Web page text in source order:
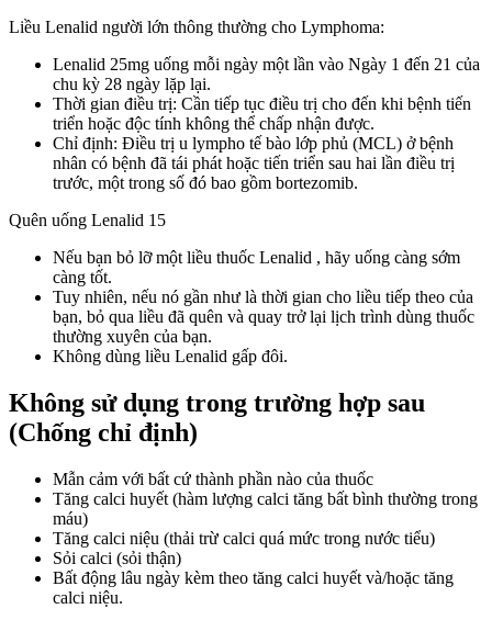
Liều Lenalid người lớn thông thường cho Lymphoma:
Lenalid 25mg uống mỗi ngày một lần vào Ngày 1 đến 21 của
chu kỳ 28 ngày lặp lại.
Thời gian điều trị: Cần tiếp tục điều trị cho đến khi bệnh tiến
triển hoặc độc tính không thể chấp nhận được.
Chỉ định: Điều trị u lympho tế bào lớp phủ (MCL) ở bệnh
nhân có bệnh đã tái phát hoặc tiến triển sau hai lần điều trị
trước, một trong số đó bao gồm bortezomib.
Quên uống Lenalid 15
Nếu bạn bỏ lỡ một liều thuốc Lenalid , hãy uống càng sớm
càng tốt.
Tuy nhiên, nếu nó gần như là thời gian cho liều tiếp theo của
bạn, bỏ qua liều đã quên và quay trở lại lịch trình dùng thuốc
thường xuyên của bạn.
Không dùng liều Lenalid gấp đôi.
Không sử dụng trong trường hợp sau
(Chống chỉ định)
Mẫn cảm với bất cứ thành phần nào của thuốc
Tăng calci huyết (hàm lượng calci tăng bất bình thường trong
máu)
Tăng calci niệu (thải trừ calci quá mức trong nước tiểu)
Sỏi calci (sỏi thận)
Bất động lâu ngày kèm theo tăng calci huyết và/hoặc tăng
calci niệu.